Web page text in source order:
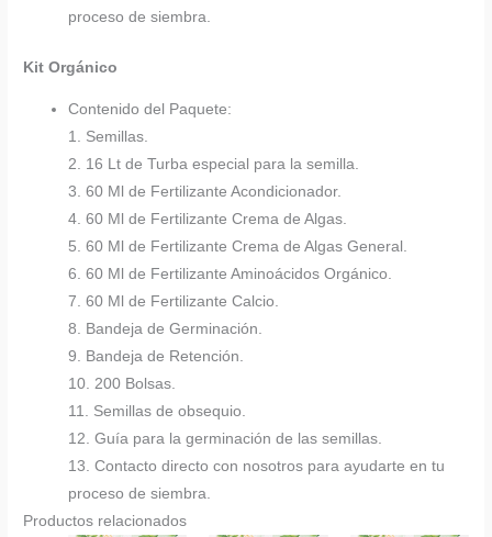
proceso de siembra.
Kit Orgánico
Contenido del Paquete:
1. Semillas.
2. 16 Lt de Turba especial para la semilla.
3. 60 Ml de Fertilizante Acondicionador.
4. 60 Ml de Fertilizante Crema de Algas.
5. 60 Ml de Fertilizante Crema de Algas General.
6. 60 Ml de Fertilizante Aminoácidos Orgánico.
7. 60 Ml de Fertilizante Calcio.
8. Bandeja de Germinación.
9. Bandeja de Retención.
10. 200 Bolsas.
11. Semillas de obsequio.
12. Guía para la germinación de las semillas.
13. Contacto directo con nosotros para ayudarte en tu
proceso de siembra.
Productos relacionados